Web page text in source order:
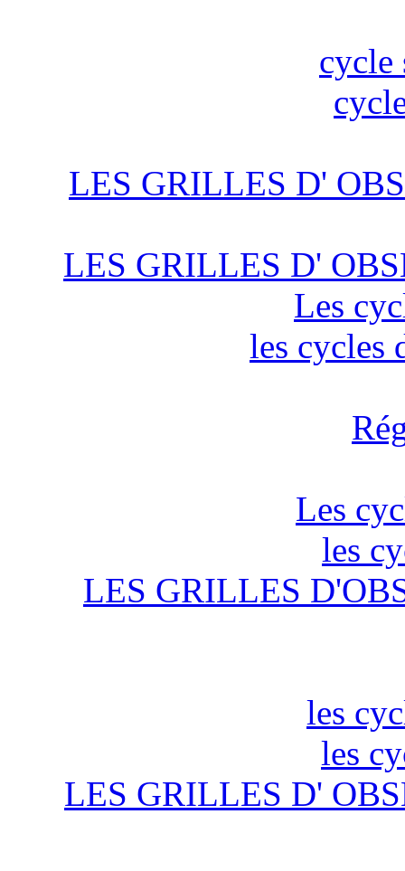
cycle
LES GRILLES D'
LES GRILLES D'
Les
les cycles
Les
les
LES GRILLES
les
les
LES GRILLES D'